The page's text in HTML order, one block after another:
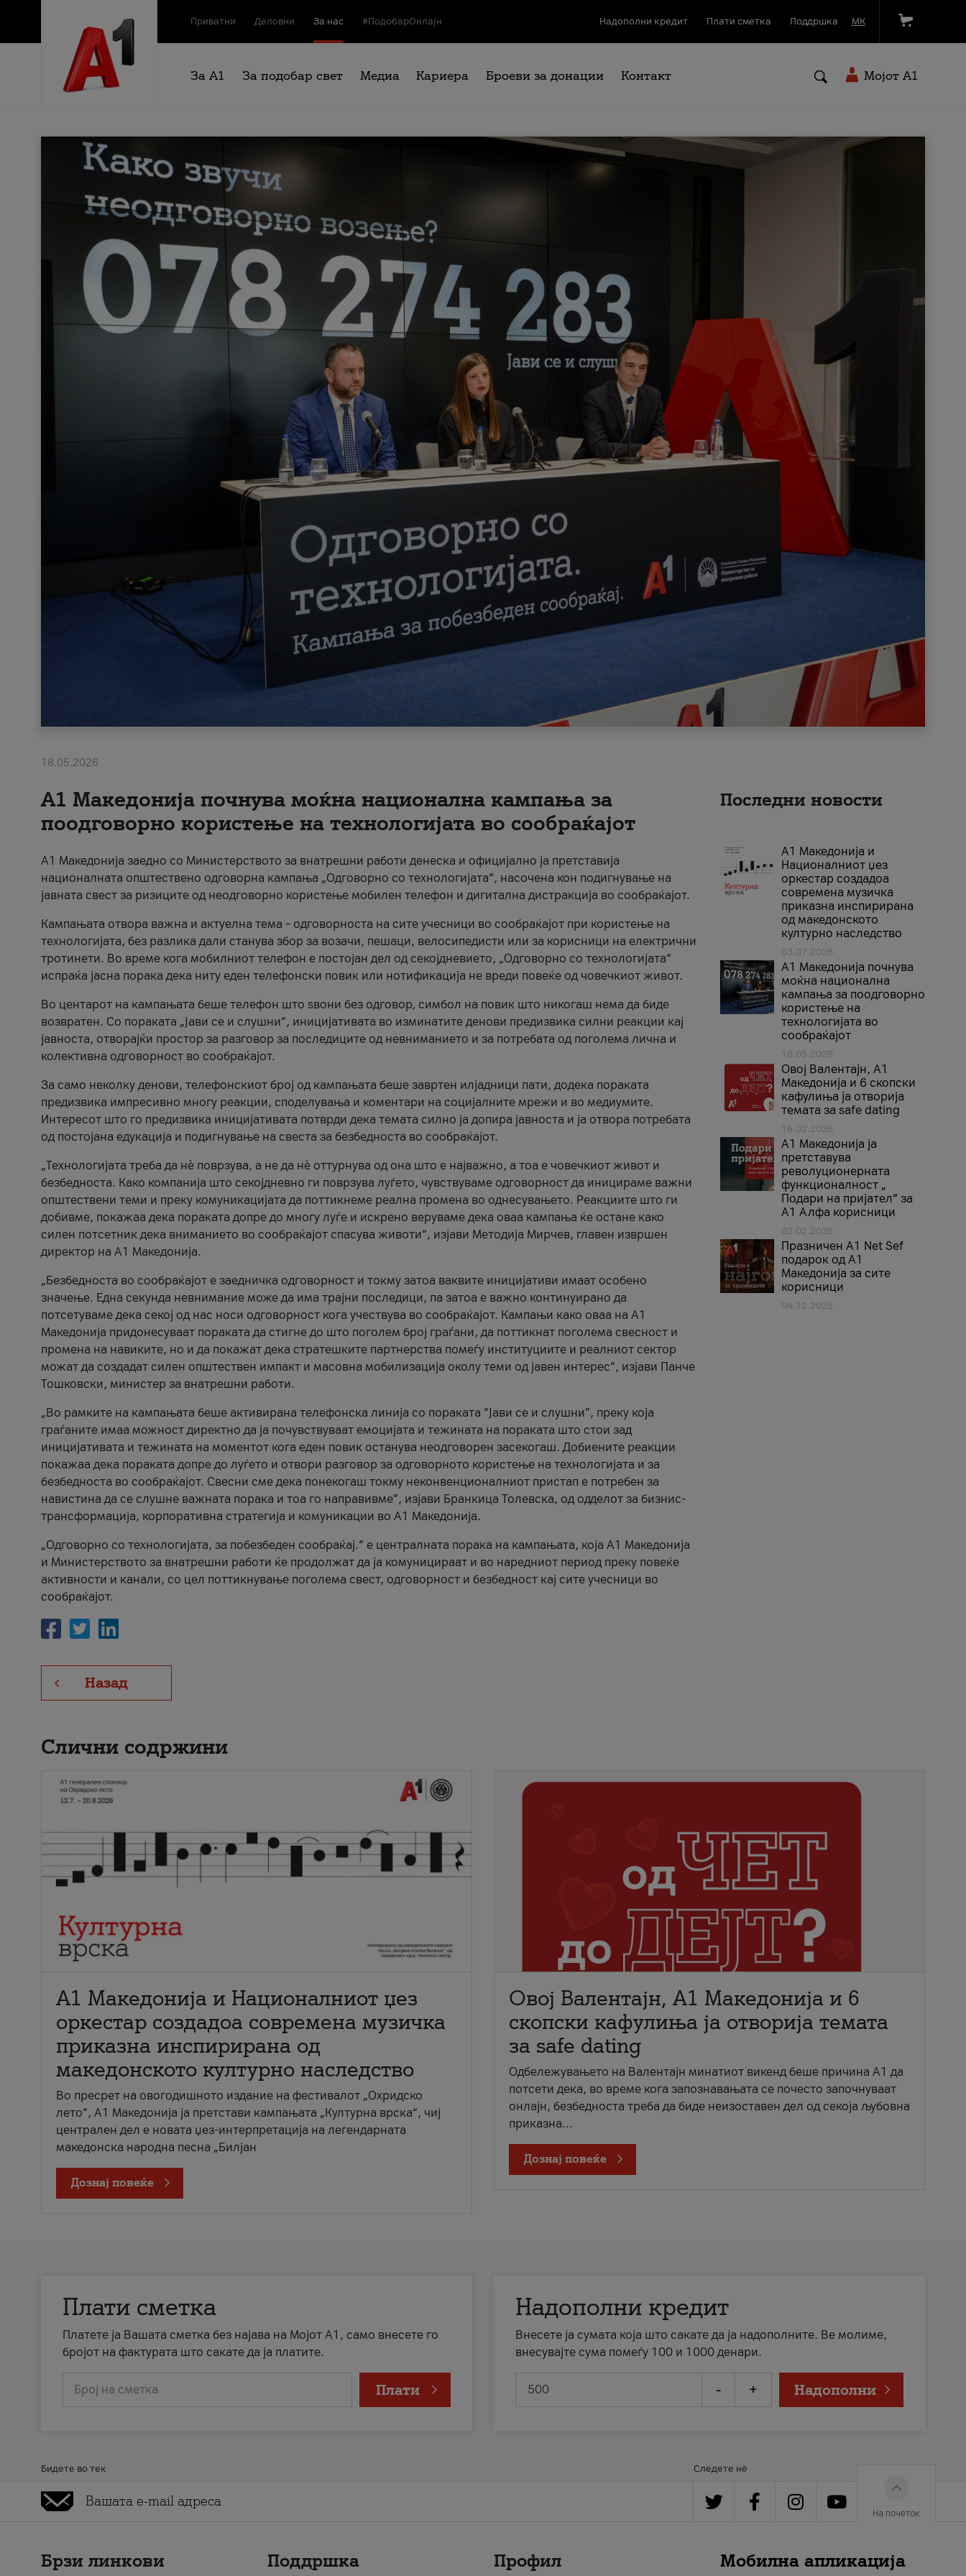
Приватни Деловни За нас #ПодобарОнлајн Надополни кредит Плати сметка Поддршка МК
За А1 За подобар свет Медиа Кариера Броеви за донации Контакт Мојот A1
18.05.2026
A1 Македонија почнува моќна национална кампања за
поодговорно користење на технологијата во сообраќајот
A1 Македонија заедно со Министерството за внатрешни работи денеска и официјално ја претставија
националната општествено одговорна кампања „Одговорно со технологијата“, насочена кон подигнување на
јавната свест за ризиците од неодговорно користење мобилен телефон и дигитална дистракција во сообраќајот.
Кампањата отвора важна и актуелна тема – одговорноста на сите учесници во сообраќајот при користење на
технологијата, без разлика дали станува збор за возачи, пешаци, велосипедисти или за корисници на електрични
тротинети. Во време кога мобилниот телефон е постојан дел од секојдневието, „Одговорно со технологијата“
испраќа јасна порака дека ниту еден телефонски повик или нотификација не вреди повеќе од човечкиот живот.
Во центарот на кампањата беше телефон што ѕвони без одговор, симбол на повик што никогаш нема да биде
возвратен. Со пораката „Јави се и слушни“, иницијативата во изминатите денови предизвика силни реакции кај
јавноста, отворајќи простор за разговор за последиците од невниманието и за потребата од поголема лична и
колективна одговорност во сообраќајот.
За само неколку денови, телефонскиот број од кампањата беше завртен илјадници пати, додека пораката
предизвика импресивно многу реакции, споделувања и коментари на социјалните мрежи и во медиумите.
Интересот што го предизвика иницијативата потврди дека темата силно ја допира јавноста и ја отвора потребата
од постојана едукација и подигнување на свеста за безбедноста во сообраќајот.
„Технологијата треба да нè поврзува, а не да нè оттурнува од она што е најважно, а тоа е човечкиот живот и
безбедноста. Како компанија што секојдневно ги поврзува луѓето, чувствуваме одговорност да иницираме важни
општествени теми и преку комуникацијата да поттикнеме реална промена во однесувањето. Реакциите што ги
добивме, покажаа дека пораката допре до многу луѓе и искрено веруваме дека оваа кампања ќе остане како
силен потсетник дека вниманието во сообраќајот спасува животи“, изјави Методија Мирчев, главен извршен
директор на А1 Македонија.
„Безбедноста во сообраќајот е заедничка одговорност и токму затоа ваквите иницијативи имаат особено
значење. Една секунда невнимание може да има трајни последици, па затоа е важно континуирано да
потсетуваме дека секој од нас носи одговорност кога учествува во сообраќајот. Кампањи како оваа на A1
Македонија придонесуваат пораката да стигне до што поголем број граѓани, да поттикнат поголема свесност и
промена на навиките, но и да покажат дека стратешките партнерства помеѓу институциите и реалниот сектор
можат да создадат силен општествен импакт и масовна мобилизација околу теми од јавен интерес“, изјави Панче
Тошковски, министер за внатрешни работи.
„Во рамките на кампањата беше активирана телефонска линија со пораката “Јави се и слушни”, преку која
граѓаните имаа можност директно да ја почувствуваат емоцијата и тежината на пораката што стои зад
иницијативата и тежината на моментот кога еден повик останува неодговорен засекогаш. Добиените реакции
покажаа дека пораката допре до луѓето и отвори разговор за одговорното користење на технологијата и за
безбедноста во сообраќајот. Свесни сме дека понекогаш токму неконвенционалниот пристап е потребен за
навистина да се слушне важната порака и тоа го направивме”, изјави Бранкица Толевска, од одделот за бизнис-
трансформација, корпоративна стратегија и комуникации во А1 Македонија.
„Одговорно со технологијата, за побезбеден сообраќај.“ е централната порака на кампањата, која A1 Македонија
и Министерството за внатрешни работи ќе продолжат да ја комуницираат и во наредниот период преку повеќе
активности и канали, со цел поттикнување поголема свест, одговорност и безбедност кај сите учесници во
сообраќајот.
Назад
Последни новости
А1 Македонија и
Националниот џез
оркестар создадоа
современа музичка
приказна инспирирана
од македонското
културно наследство
03.07.2026
A1 Македонија почнува
моќна национална
кампања за поодговорно
користење на
технологијата во
сообраќајот
18.05.2026
Овој Валентајн, A1
Македонија и 6 скопски
кафулиња ја отворија
темата за safe dating
16.02.2026
А1 Македонија ја
претставува
револуционерната
функционалност „
Подари на пријател“ за
А1 Алфа корисници
02.02.2026
Празничен A1 Net Sеf
подарок од А1
Македонија за сите
корисници
04.12.2025
Слични содржини
А1 Македонија и Националниот џез
оркестар создадоа современа музичка
приказна инспирирана од
македонското културно наследство
Во пресрет на овогодишното издание на фестивалот „Охридско
лето“, А1 Македонија ја претстави кампањата „Културна врска“, чиј
централен дел е новата џез-интерпретација на легендарната
македонска народна песна „Билјан
Дознај повеќе
Овој Валентајн, A1 Македонија и 6
скопски кафулиња ја отворија темата
за safe dating
Одбележувањето на Валентајн минатиот викенд беше причина А1 да
потсети дека, во време кога запознавањата се почесто започнуваат
онлајн, безбедноста треба да биде неизоставен дел од секоја љубовна
приказна...
Дознај повеќе
Плати сметка
Платете ја Вашата сметка без најава на Мојот А1, само внесете го
бројот на фактурата што сакате да ја платите.
Број на сметка Плати
Надополни кредит
Внесете ја сумата која што сакате да ја надополните. Ве молиме,
внесувајте сума помеѓу 100 и 1000 денари.
- + Надополни
Бидете во тек Следете нè
На почеток
Брзи линкови Поддршка Профил Мобилна апликација